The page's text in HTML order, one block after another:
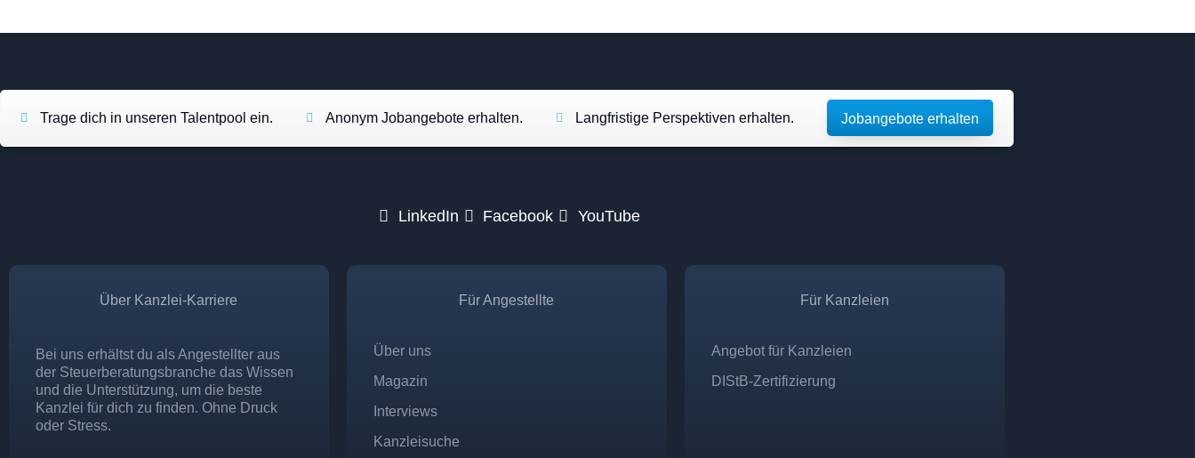
Trage dich in unseren Talentpool ein. Anonym Jobangebote erhalten. Langfristige Perspektiven erhalten. Jobangebote erhalten
LinkedIn Facebook YouTube
Über Kanzlei-Karriere
Bei uns erhältst du als Angestellter aus
der Steuerberatungsbranche das Wissen
und die Unterstützung, um die beste
Kanzlei für dich zu finden. Ohne Druck
oder Stress.
Für Angestellte
Über uns
Magazin
Interviews
Kanzleisuche
Für Kanzleien
Angebot für Kanzleien
DIStB-Zertifizierung